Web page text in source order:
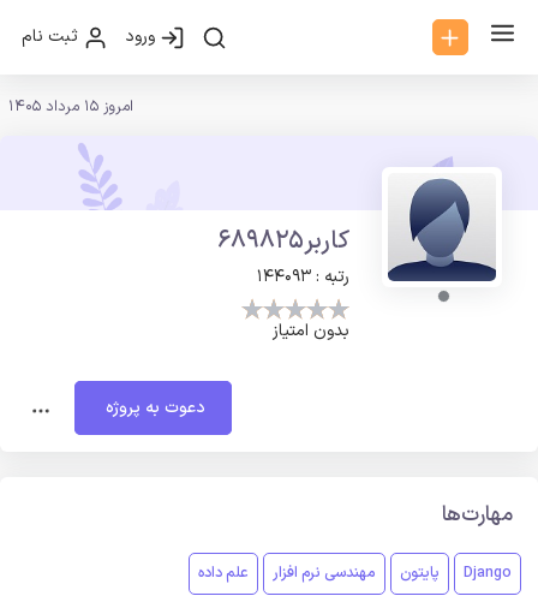
ورود ثبت نام
امروز 15 مرداد 1405
کاربر689825
رتبه : 144093
بدون امتیاز
دعوت به پروژه
مهارت‌ها
Django پایتون مهندسی نرم افزار علم داده